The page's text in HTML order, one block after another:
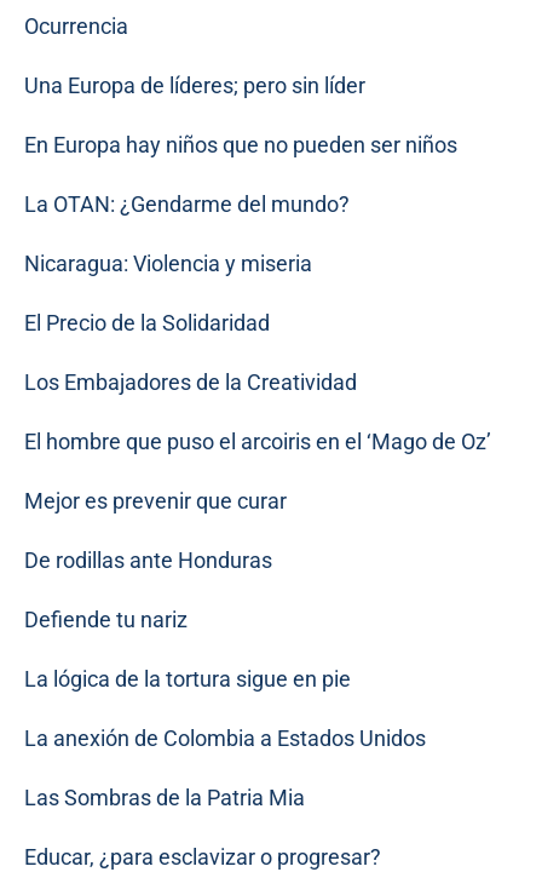
Ocurrencia
Una Europa de líderes; pero sin líder
En Europa hay niños que no pueden ser niños
La OTAN: ¿Gendarme del mundo?
Nicaragua: Violencia y miseria
El Precio de la Solidaridad
Los Embajadores de la Creatividad
El hombre que puso el arcoiris en el ‘Mago de Oz’
Mejor es prevenir que curar
De rodillas ante Honduras
Defiende tu nariz
La lógica de la tortura sigue en pie
La anexión de Colombia a Estados Unidos
Las Sombras de la Patria Mia
Educar, ¿para esclavizar o progresar?